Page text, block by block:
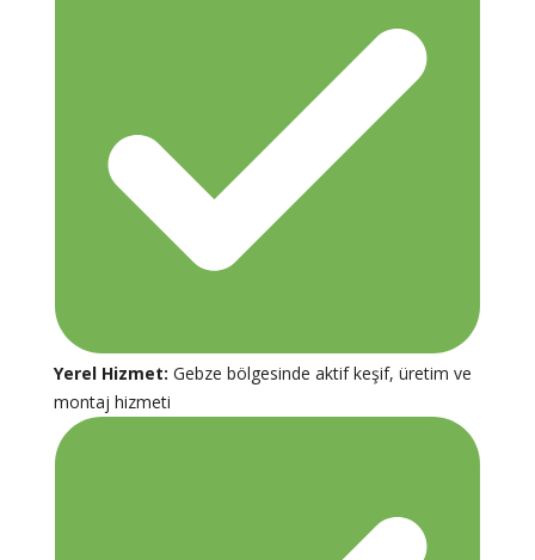
Yerel Hizmet: Gebze bölgesinde aktif keşif, üretim ve
montaj hizmeti